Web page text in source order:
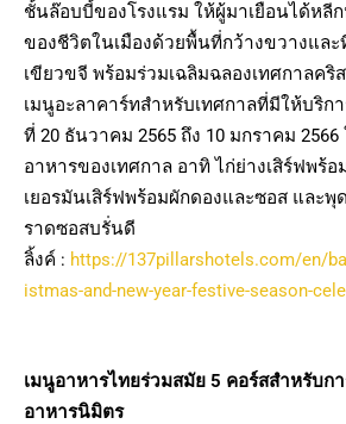
ชั้นล๊อบบี้ของโรงแรม ให้ผู้มาเยือนได้หลี
ของชีวิตในเมืองด้วยพื้นที่กว้างขวางแล
เขียวขจี พร้อมร่วมเฉลิมฉลองเทศกาลค
เมนูอะลาคาร์ทสำหรับเทศกาลที่มีให้บริก
ที่ 20 ธันวาคม 2565 ถึง 10 มกราคม
อาหารของเทศกาล อาทิ ไก่ย่างเสิร์ฟพร้อ
เยอรมันเสิร์ฟพร้อมผักดองและซอส และ
ราดซอสบรั่นดี
ลิ้งค์ : https://137pillarshotels.com/en/
istmas-and-new-year-festive-season-
เมนูอาหารไทยร่วมสมัย 5 คอร์สสำหรับก
อาหารนิมิตร